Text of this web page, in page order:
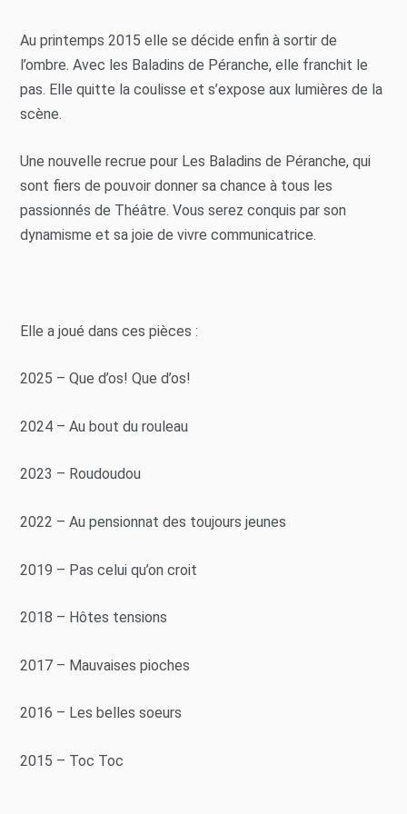
Au printemps 2015 elle se décide enfin à sortir de
l’ombre. Avec les Baladins de Péranche, elle franchit le
pas. Elle quitte la coulisse et s’expose aux lumières de la
scène.
Une nouvelle recrue pour Les Baladins de Péranche, qui
sont fiers de pouvoir donner sa chance à tous les
passionnés de Théâtre. Vous serez conquis par son
dynamisme et sa joie de vivre communicatrice.
Elle a joué dans ces pièces :
2025 – Que d’os! Que d’os!
2024 – Au bout du rouleau
2023 – Roudoudou
2022 – Au pensionnat des toujours jeunes
2019 – Pas celui qu’on croit
2018 – Hôtes tensions
2017 – Mauvaises pioches
2016 – Les belles soeurs
2015 – Toc Toc